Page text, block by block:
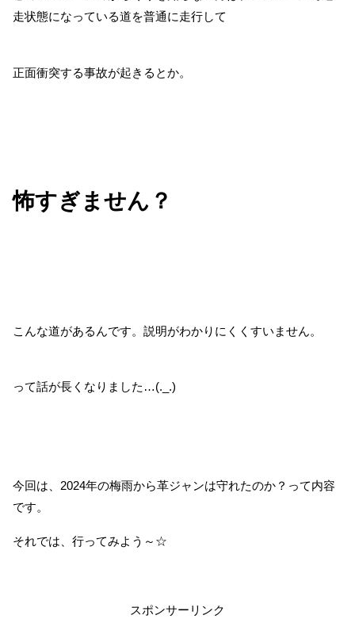
走状態になっている道を普通に走行して
正面衝突する事故が起きるとか。
怖すぎません？
こんな道があるんです。説明がわかりにくくすいません。
って話が長くなりました…(._.)
今回は、2024年の梅雨から革ジャンは守れたのか？って内容
です。
それでは、行ってみよう～☆
スポンサーリンク